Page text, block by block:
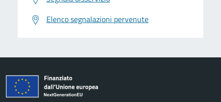
Elenco segnalazioni pervenute